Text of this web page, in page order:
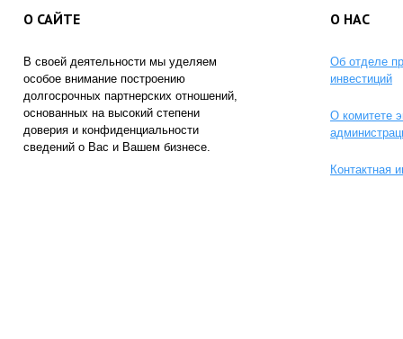
О САЙТЕ
В своей деятельности мы уделяем
особое внимание построению
долгосрочных партнерских отношений,
основанных на высокий степени
доверия и конфиденциальности
сведений о Вас и Вашем бизнесе.
О НАС
Об отделе
инвестиций
О комитете
Контактная